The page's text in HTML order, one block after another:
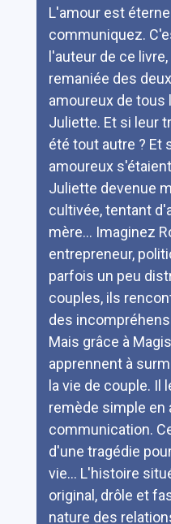
L'amour est
communiquez.
l'auteur de ce
remaniée des
amoureux de tous
Juliette. Et si leur
été tout autre ? Et
amoureux
Juliette devenue
cultivée, tentant
mère... Imaginez
entrepreneur,
parfois un peu
couples, ils
des
Mais grâce à
apprennent à
la vie de couple. Il
remède simple en
communication.
d'une tragédie
vie... L'histoire
original, drôle et
nature des